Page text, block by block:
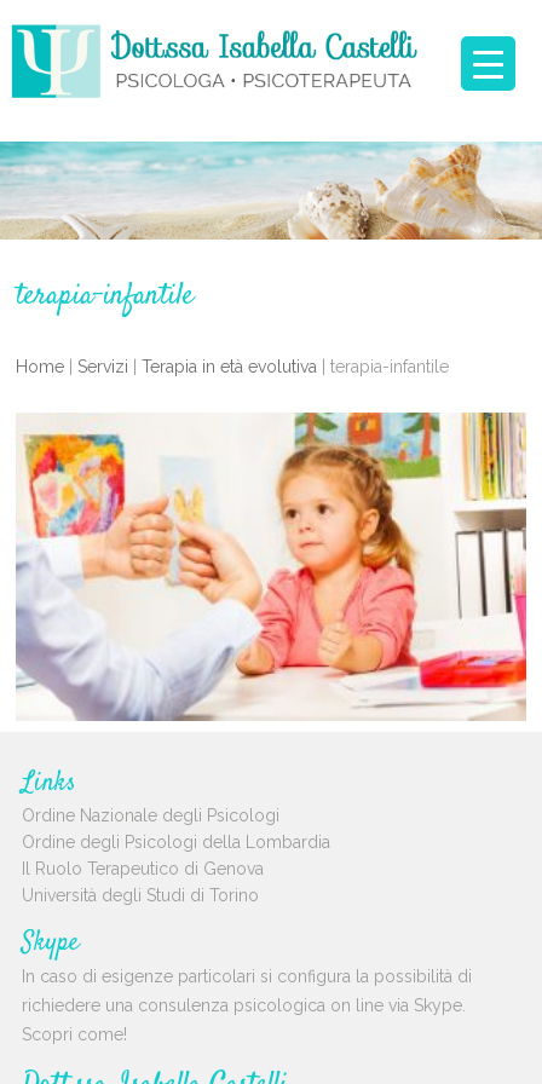
terapia-infantile
Home Servizi |Terapia in età evolutiva |terapia-infantile
Links
Ordine Nazionale degli Psicologi
Ordine degli Psicologi della Lombardia
Il Ruolo Terapeutico di Genova
Università degli Studi di Torino
Skype
In caso di esigenze particolari si configura la possibilità di
richiedere una consulenza psicologica on line via Skype.
Scopri come!